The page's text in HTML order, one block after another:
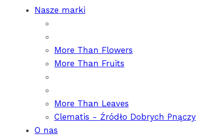
Nasze marki
More Than Flowers
More Than Fruits
More Than Leaves
Clematis - Źródło Dobrych Pnączy
O nas